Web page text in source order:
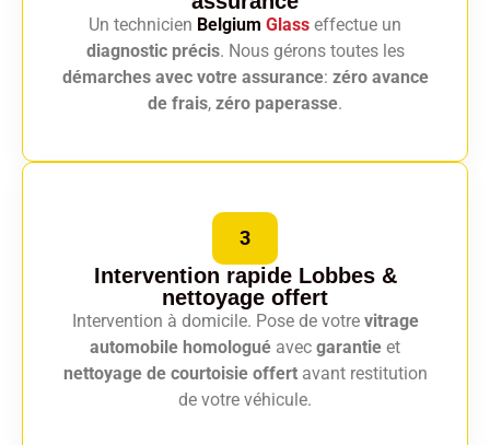
Un technicien Belgium Glass effectue un
diagnostic précis. Nous gérons toutes les
démarches avec votre assurance: zéro avance
de frais, zéro paperasse.
3
Intervention rapide Lobbes &
nettoyage offert
Intervention à domicile. Pose de votre vitrage
automobile homologué avec garantie et
nettoyage de courtoisie offertavant restitution
de votre véhicule.